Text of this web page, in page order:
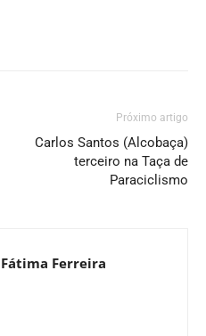
Próximo artigo
Carlos Santos (Alcobaça)
terceiro na Taça de
Paraciclismo
Fátima Ferreira